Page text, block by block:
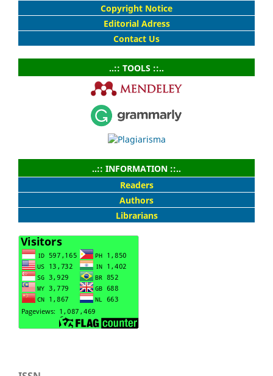
Copyright Notice
Editorial Adress
Contact Us
..:: TOOLS ::..
..:: INFORMATION ::..
Readers
Authors
Librarians